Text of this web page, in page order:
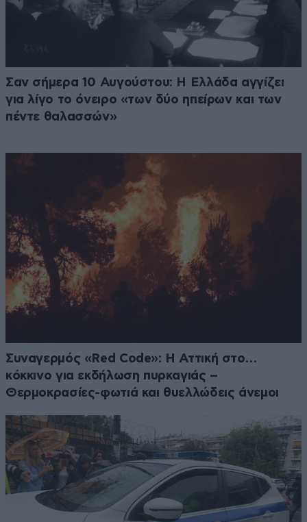
Σαν σήμερα 10 Αυγούστου: Η Ελλάδα αγγίζει
για λίγο το όνειρο «των δύο ηπείρων και των
πέντε θαλασσών»
Συναγερμός «Red Code»: Η Αττική στο…
κόκκινο για εκδήλωση πυρκαγιάς –
Θερμοκρασίες-φωτιά και θυελλώδεις άνεμοι